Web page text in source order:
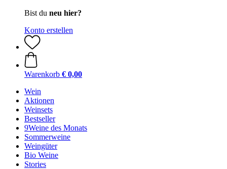
Bist du neu hier?
Konto erstellen
Warenkorb € 0,00
Wein
Aktionen
Weinsets
Bestseller
9Weine des Monats
Sommerweine
Weingüter
Bio Weine
Stories